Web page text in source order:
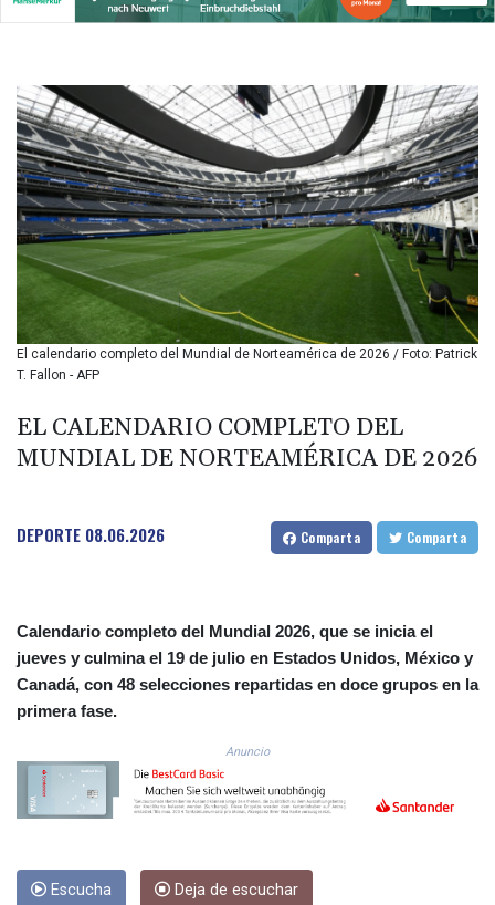
BMD 1.152209
BND 1.480174
BSD 1.154364
BTN 109.858653
BWP 15.612571
BYN 3.417782
BYR
22583.287906
BZD 2.321631
CAD 1.616319
2603.991686
CHF 0.936072
1055.284416
CNY 7.776313
CNH 7.773295
CRC 525.120121
CZK 24.243908
DJF 205.567023
DKK 7.475736
EGP 57.247371
ERN 17.283128
ETB 186.320421
GBP 0.856512
El calendario completo del Mundial de Norteamérica de 2026 / Foto: Patrick
T. Fallon - AFP
EL CALENDARIO COMPLETO DEL
MUNDIAL DE NORTEAMÉRICA DE 2026
DEPORTE 08.06.2026 Comparta Comparta
Calendario completo del Mundial 2026, que se inicia el
jueves y culmina el 19 de julio en Estados Unidos, México y
Canadá, con 48 selecciones repartidas en doce grupos en la
primera fase.
Anuncio
Escucha Deja de escuchar